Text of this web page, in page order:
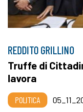
REDDITO GRILLINO
Truffe di
lavora
POLITICA